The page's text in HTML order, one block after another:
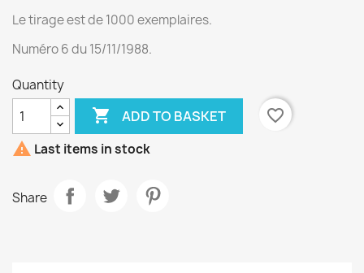
Le tirage est de 1000 exemplaires.
Numéro 6 du 15/11/1988.
Quantity
 ADD TO BASKET
favorite_border
 Last items in stock
Share